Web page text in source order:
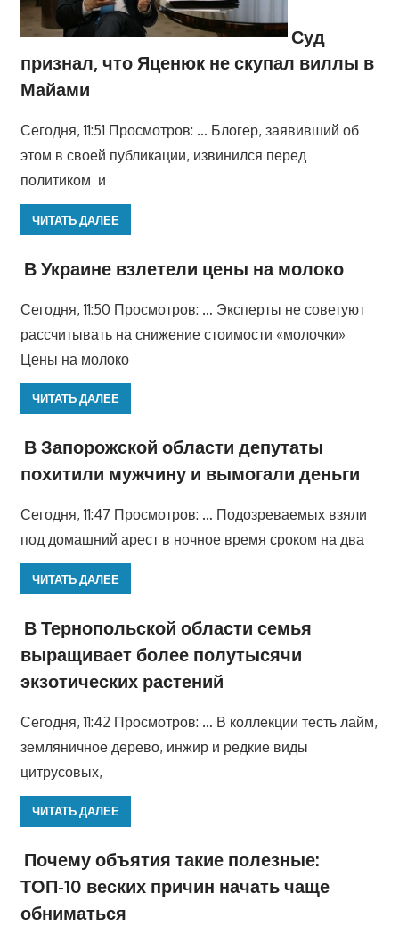
Суд
признал, что Яценюк не скупал виллы в
Майами
Сегодня, 11:51 Просмотров: … Блогер, заявивший об
этом в своей публикации, извинился перед
политиком и
ЧИТАТЬ ДАЛЕЕ
В Украине взлетели цены на молоко
Сегодня, 11:50 Просмотров: … Эксперты не советуют
рассчитывать на снижение стоимости «молочки»
Цены на молоко
ЧИТАТЬ ДАЛЕЕ
В Запорожской области депутаты
похитили мужчину и вымогали деньги
Сегодня, 11:47 Просмотров: … Подозреваемых взяли
под домашний арест в ночное время сроком на два
ЧИТАТЬ ДАЛЕЕ
В Тернопольской области семья
выращивает более полутысячи
экзотических растений
Сегодня, 11:42 Просмотров: … В коллекции тесть лайм,
земляничное дерево, инжир и редкие виды
цитрусовых,
ЧИТАТЬ ДАЛЕЕ
Почему объятия такие полезные:
ТОП-10 веских причин начать чаще
обниматься